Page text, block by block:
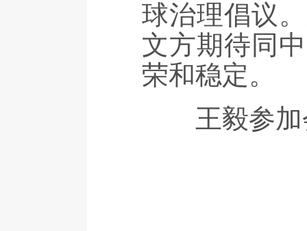
球治理倡议
文方期待同
荣和稳定。
王毅参加